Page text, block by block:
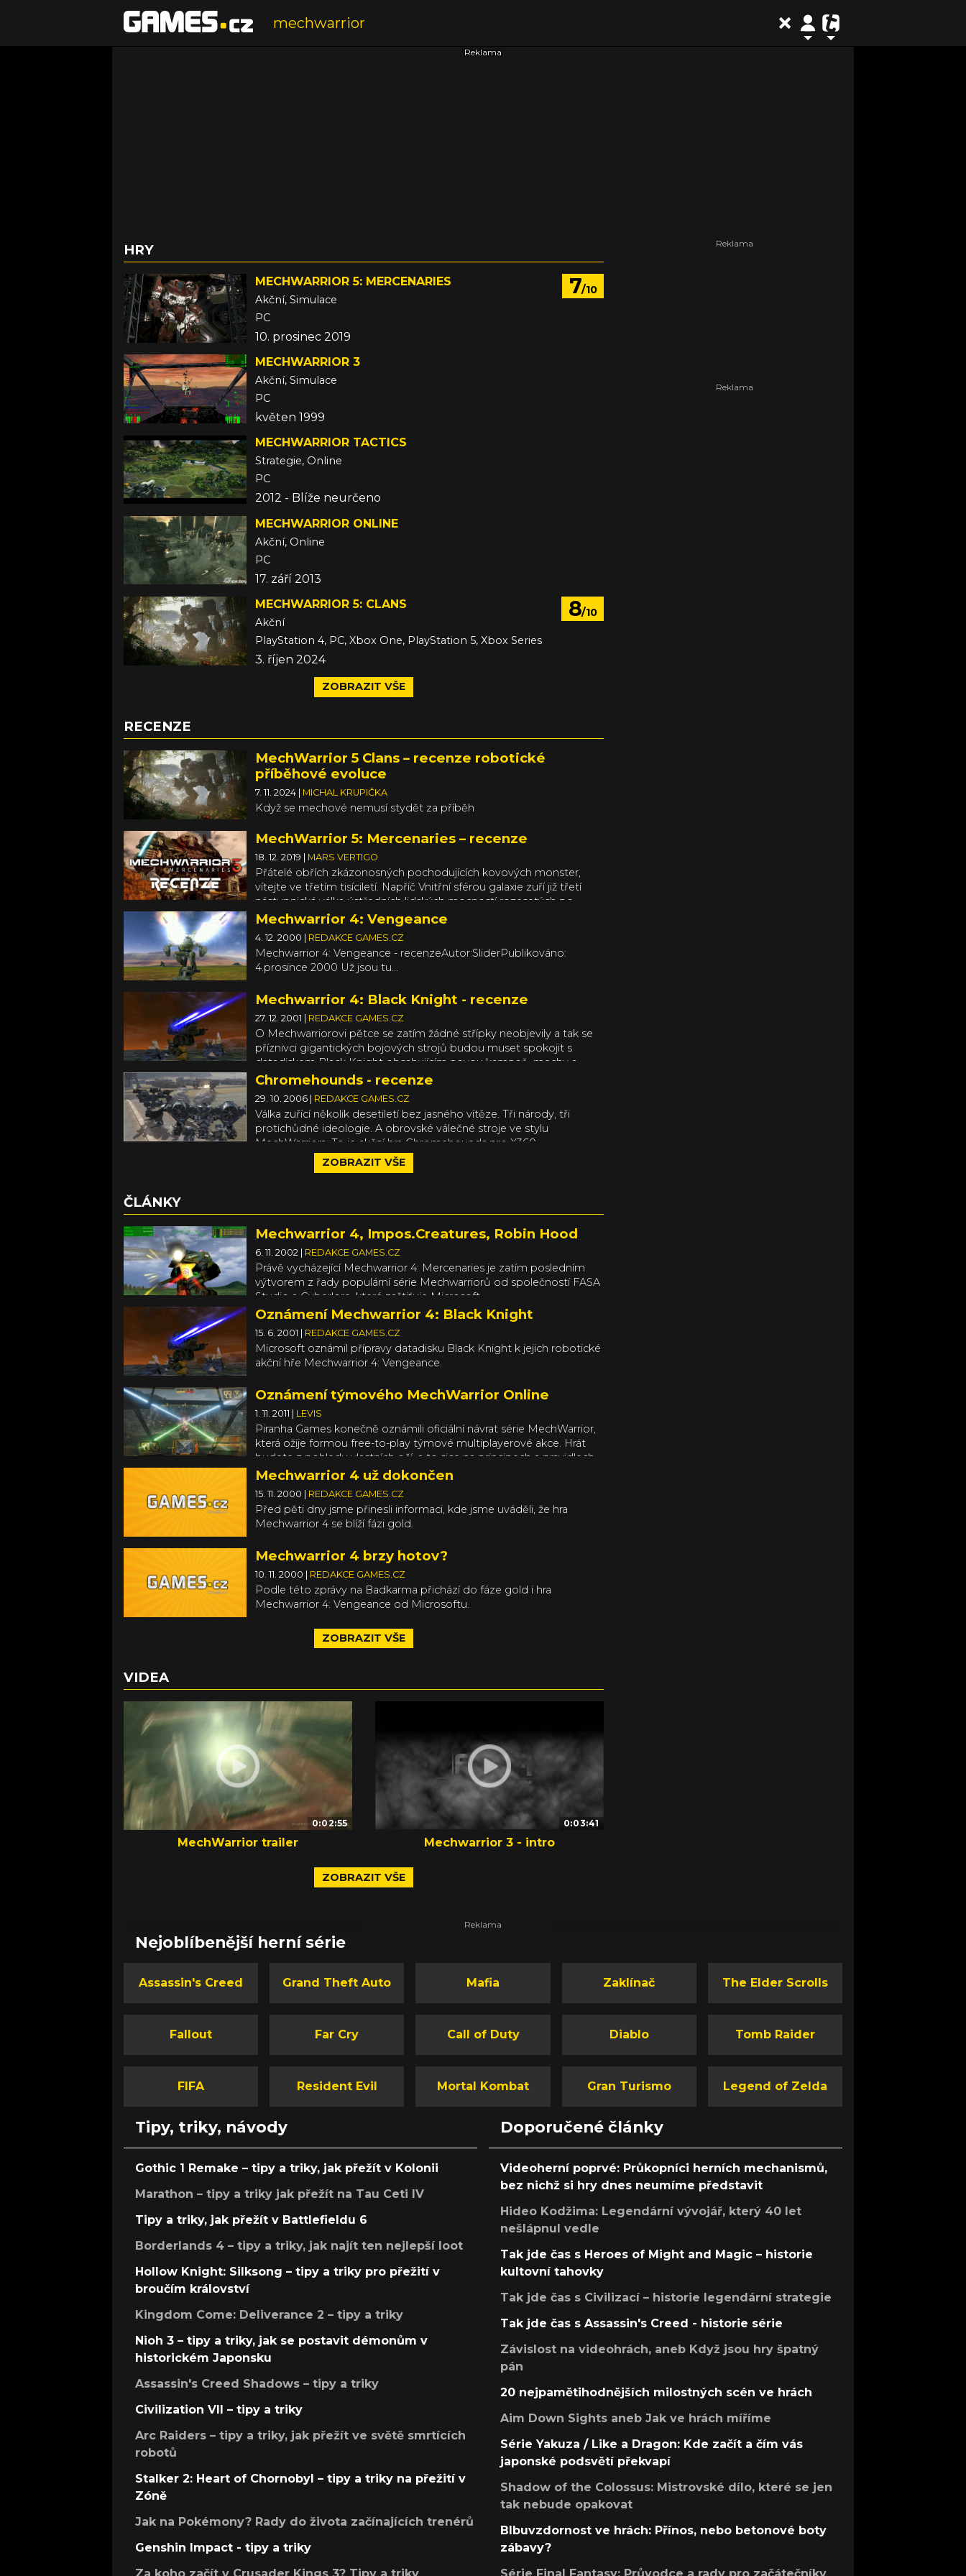
HRY
7/10
MECHWARRIOR 5: MERCENARIES
Akční, Simulace
PC
10. prosinec 2019
MECHWARRIOR 3
Akční, Simulace
PC
květen 1999
MECHWARRIOR TACTICS
Strategie, Online
PC
2012 - Blíže neurčeno
MECHWARRIOR ONLINE
Akční, Online
PC
17. září 2013
8/10
MECHWARRIOR 5: CLANS
Akční
PlayStation 4, PC, Xbox One, PlayStation 5, Xbox Series
3. říjen 2024
ZOBRAZIT VŠE
RECENZE
MechWarrior 5 Clans – recenze robotické
příběhové evoluce
7. 11. 2024 | MICHAL KRUPIČKA
Když se mechové nemusí stydět za příběh
MechWarrior 5: Mercenaries – recenze
18. 12. 2019 | MARS VERTIGO
Přátelé obřích zkázonosných pochodujících kovových monster,
vítejte ve třetím tisíciletí. Napříč Vnitřní sférou galaxie zuří již třetí
nástupnická válka ústředních lidských mocností rozesetých po
stovkách planet. Civilisté možná válkou trpí, avšak pro šéfa
žoldnéřské společnosti jde naprosté požehnání. A po bezmála
dvaceti letech si toto požehnání konečně zase můžete užít i vy a
vaši parťáci z masa a kostí.
Mechwarrior 4: Vengeance
4. 12. 2000 | REDAKCE GAMES.CZ
Mechwarrior 4: Vengeance - recenzeAutor:SliderPublikováno:
4.prosince 2000 Už jsou tu...
Mechwarrior 4: Black Knight - recenze
27. 12. 2001 | REDAKCE GAMES.CZ
O Mechwarriorovi pětce se zatím žádné střípky neobjevily a tak se
příznivci gigantických bojových strojů budou muset spokojit s
datadiskem Black Knight obsahujícím novou kampaň, mechy a
zbraně.
Chromehounds - recenze
29. 10. 2006 | REDAKCE GAMES.CZ
Válka zuřící několik desetiletí bez jasného vítěze. Tři národy, tři
protichůdné ideologie. A obrovské válečné stroje ve stylu
MechWarriora. To je akční hra Chromehounds pro X360.
ZOBRAZIT VŠE
ČLÁNKY
Mechwarrior 4, Impos.Creatures, Robin Hood
6. 11. 2002 | REDAKCE GAMES.CZ
Právě vycházející Mechwarrior 4: Mercenaries je zatím posledním
výtvorem z řady populární série Mechwarriorů od společností FASA
Studio a Cyberlore, které zaštiťuje Microsoft.
Oznámení Mechwarrior 4: Black Knight
15. 6. 2001 | REDAKCE GAMES.CZ
Microsoft oznámil přípravy datadisku Black Knight k jejich robotické
akční hře Mechwarrior 4: Vengeance.
Oznámení týmového MechWarrior Online
1. 11. 2011 | LEVIS
Piranha Games konečně oznámili oficiální návrat série MechWarrior,
která ožije formou free-to-play týmové multiplayerové akce. Hrát
budete z pohledu vlastních očí, a to sice na principech a pravidlech,
které vývojáři odvozují z tradičních MechWarriorů z druhé poloviny
hráčích v jednom týmu, přičemž kromě módu DM se má hra
zaměřit hlavně na typ misí Conquest.
Mechwarrior 4 už dokončen
15. 11. 2000 | REDAKCE GAMES.CZ
Před pěti dny jsme přinesli informaci, kde jsme uváděli, že hra
Mechwarrior 4 se blíží fázi gold.
Mechwarrior 4 brzy hotov?
10. 11. 2000 | REDAKCE GAMES.CZ
Podle této zprávy na Badkarma přichází do fáze gold i hra
Mechwarrior 4: Vengeance od Microsoftu.
ZOBRAZIT VŠE
VIDEA
0:02:55
MechWarrior trailer
0:03:41
Mechwarrior 3 - intro
ZOBRAZIT VŠE
Nejoblíbenější herní série
Assassin's Creed Grand Theft Auto Mafia Zaklínač The Elder Scrolls
Fallout Far Cry Call of Duty Diablo Tomb Raider
FIFA Resident Evil Mortal Kombat Gran Turismo Legend of Zelda
Tipy, triky, návody
Gothic 1 Remake – tipy a triky, jak přežít v Kolonii
Marathon – tipy a triky jak přežít na Tau Ceti IV
Tipy a triky, jak přežít v Battlefieldu 6
Borderlands 4 – tipy a triky, jak najít ten nejlepší loot
Hollow Knight: Silksong – tipy a triky pro přežití v
broučím království
Kingdom Come: Deliverance 2 – tipy a triky
Nioh 3 – tipy a triky, jak se postavit démonům v
historickém Japonsku
Assassin's Creed Shadows – tipy a triky
Civilization VII – tipy a triky
Arc Raiders – tipy a triky, jak přežít ve světě smrtících
robotů
Stalker 2: Heart of Chornobyl – tipy a triky na přežití v
Zóně
Jak na Pokémony? Rady do života začínajících trenérů
Genshin Impact - tipy a triky
Doporučené články
Videoherní poprvé: Průkopníci herních mechanismů,
bez nichž si hry dnes neumíme představit
Hideo Kodžima: Legendární vývojář, který 40 let
nešlápnul vedle
Tak jde čas s Heroes of Might and Magic – historie
kultovní tahovky
Tak jde čas s Civilizací – historie legendární strategie
Tak jde čas s Assassin's Creed - historie série
Závislost na videohrách, aneb Když jsou hry špatný
pán
20 nejpamětihodnějších milostných scén ve hrách
Aim Down Sights aneb Jak ve hrách míříme
Série Yakuza / Like a Dragon: Kde začít a čím vás
japonské podsvětí překvapí
Shadow of the Colossus: Mistrovské dílo, které se jen
tak nebude opakovat
Blbuvzdornost ve hrách: Přínos, nebo betonové boty
zábavy?